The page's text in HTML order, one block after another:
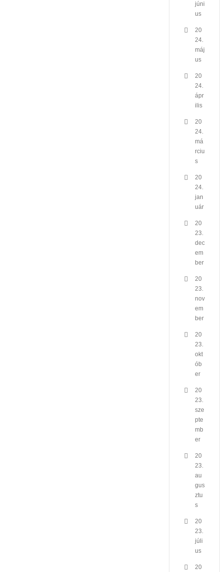
júni
us
20
24.
máj
us
20
24.
ápr
ilis
20
24.
má
rciu
s
20
24.
jan
uár
20
23.
dec
em
ber
20
23.
nov
em
ber
20
23.
okt
ób
er
20
23.
sze
pte
mb
er
20
23.
au
gus
ztu
s
20
23.
júli
us
20